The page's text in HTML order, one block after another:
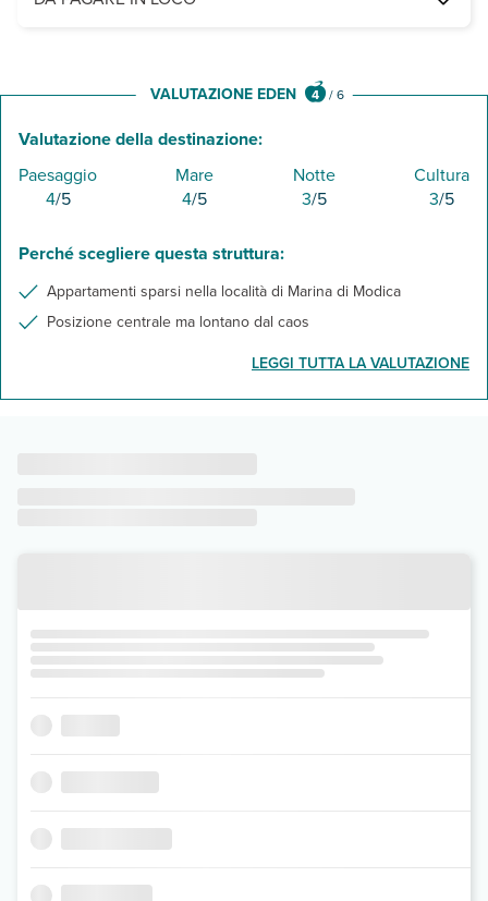
VALUTAZIONE EDEN 4 /6
Valutazione della destinazione:
Paesaggio
4/5
Mare
4/5
Notte
3/5
Cultura
3/5
Perché scegliere questa struttura:
Appartamenti sparsi nella località di Marina di Modica
Posizione centrale ma lontano dal caos
LEGGI TUTTA LA VALUTAZIONE